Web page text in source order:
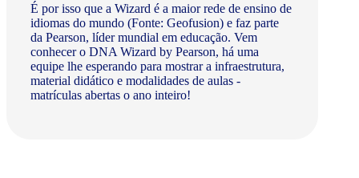
É por isso que a Wizard é a maior rede de ensino de
idiomas do mundo (Fonte: Geofusion) e faz parte
da Pearson, líder mundial em educação. Vem
conhecer o DNA Wizard by Pearson, há uma
equipe lhe esperando para mostrar a infraestrutura,
material didático e modalidades de aulas -
matrículas abertas o ano inteiro!